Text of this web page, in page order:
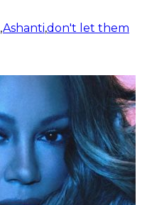
,Ashanti,don't let them